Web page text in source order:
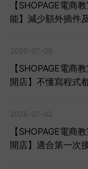
【SHOPAGE電商
能】減少額外插件
2026-07-05
【SHOPAGE電商
開店】不懂寫程式
2026-07-02
【SHOPAGE電商
開店】適合第一次